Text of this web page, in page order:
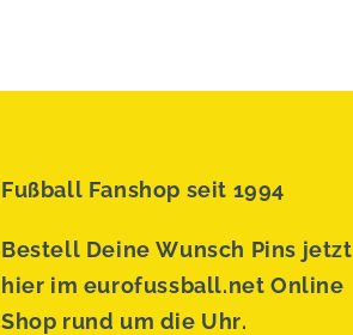
Fußball Fanshop seit 1994
Bestell Deine Wunsch Pins jetzt
hier im eurofussball.net Online
Shop rund um die Uhr.